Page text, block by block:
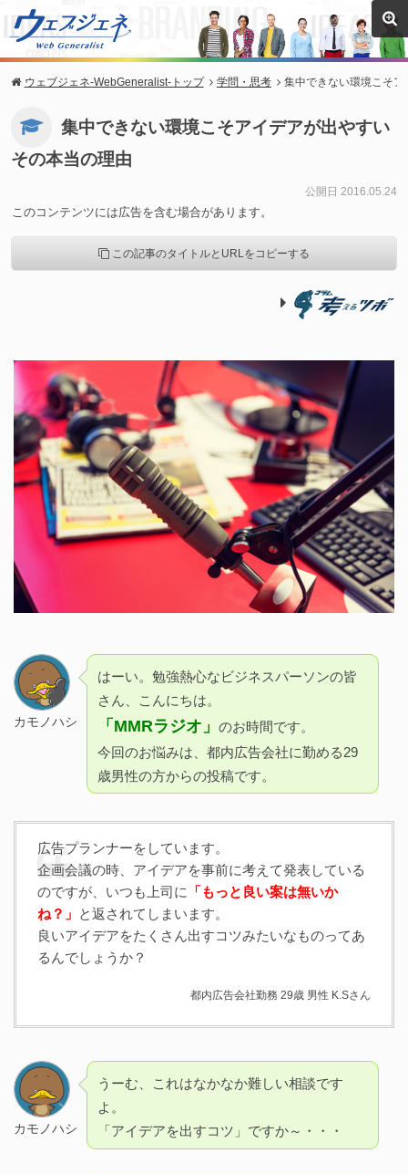
ウェブジェネ-WebGeneralist-トップ 学問・思考 集中できない環境こそ
集中できない環境こそアイデアが出やすい
その本当の理由
公開日 2016.05.24
このコンテンツには広告を含む場合があります。
この記事のタイトルとURLをコピーする
カモノハシ
はーい。勉強熱心なビジネスパーソンの皆
さん、こんにちは。
「MMRラジオ」 のお時間です。
今回のお悩みは、都内広告会社に勤める29
歳男性の方からの投稿です。
広告プランナーをしています。
企画会議の時、アイデアを事前に考えて発表している
のですが、いつも上司に 「もっと良い案は無いか
ね？」 と返されてしまいます。
良いアイデアをたくさん出すコツみたいなものってあ
るんでしょうか？
都内広告会社勤務 29歳 男性 K.Sさん
カモノハシ
うーむ、これはなかなか難しい相談です
よ。
「アイデアを出すコツ」ですか～・・・